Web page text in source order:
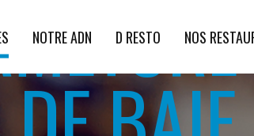
NOTRE ADN D RESTO NOS